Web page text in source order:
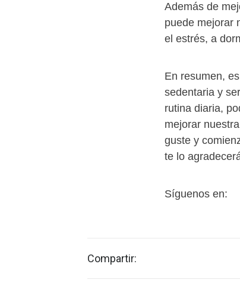
Además de
puede mejorar
el estrés, a
En resumen,
sedentaria y
rutina diaria,
mejorar
guste y
te lo
Síguenos en:
Compartir: